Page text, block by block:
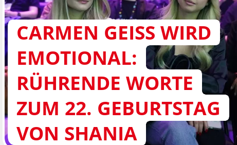
CARMEN GEISS WIRD
EMOTIONAL:
RÜHRENDE WORTE
ZUM 22. GEBURTSTAG
VON SHANIA